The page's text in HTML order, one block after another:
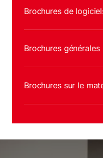
Brochures de
Brochures générales
Brochures sur le